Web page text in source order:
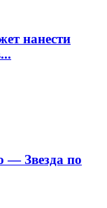
нанести
— Звезда по